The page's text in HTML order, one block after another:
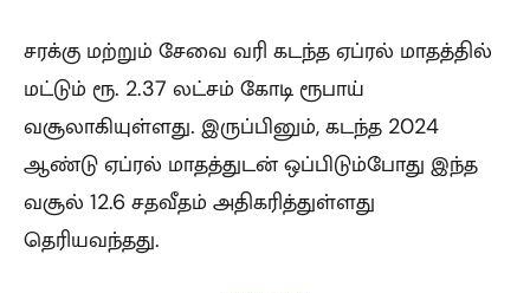
சரக்கு மற்றும் சேவை வரி கடந்த ஏப்ரல் மாதத்தில்
மட்டும் ரூ. 2.37 லட்சம் கோடி ரூபாய்
வசூலாகியுள்ளது. இருப்பினும், கடந்த 2024
ஆண்டு ஏப்ரல் மாதத்துடன் ஒப்பிடும்போது இந்த
வசூல் 12.6 சதவீதம் அதிகரித்துள்ளது
தெரியவந்தது.